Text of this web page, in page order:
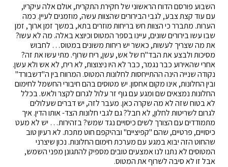
השבוע פורסם הדוח הראשוני של חקירת התקרית, אולם אלה עיקריו,
עם עוד קצת צבע, לגבי הבירורים שהצוות עשה, מוזמנים לעיין. כמה
הערות. מתברר כי הצוות חש בריחות מוזרים בתא, במשך זמן ארוך, זמן
שבו עשו בירורים שונים, עיינו בספר המטוס וכיוצא באלה. מה לא עשו?
את מה שצריך לעשות, כאשר יש ריחות משונים במטוס… לחבוש
מסיכות ולבצע את הבד"ח של אש, עשן, ריח שרוף. מתי עשו את זה?
אחרי שהאירוע כבר נגמר, כבר לא היו ניצוצות, לא ריח, לא אש ולא עשן.
נקודה שנייה הינה ההתייחסות לחלונות המטוס. המרווח בין ה"דשבורד"
ובין החלונות, אינו מקום אחסון. יש מטוסים בהם חיבורי החשמל לחימום
החלונות נמצאים שם ומגע עם גוף זר עלול לגרום לקצר ולאש. בכלל
לא בטוח שזה לא מה שקרה כאן. מעבר לזה, יש דברים שעלולים
לגרום לשריטות לחלון, לא חבל? גם לגבי חלונות הצד- אותו הדין. איך
מתמודדים עם הצורך לשים כיסויים נגד שמש? בזהירות… יש לא מעט
כיסויים, פרטיים, שהם "קפיציים" ובהיקפם חוט מתכת. לא רעיון טוב
שהחוט הזה יבוא במגע עם מערכת חימום החלונות. נכון שיצרני
המטוסים לא נתנו לנו אמצעים טובים מספיק להתגונן מפני השמש,
אבל זו לא סיבה לשרוף את המטוס.